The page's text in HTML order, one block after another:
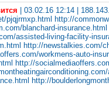
| 03.02.16 12:14 |
pjqjrmxp.html
http://
blanchard-insurance.html
assisted-living-facility-
http://newstalkies.com/
workmens-auto-
http://
http://